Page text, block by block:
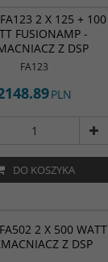
FA123 2 X 125 + 100
FUSIONAMP -
Z DSP
FA123
PLN
DO KOSZYKA
2 X 500 WATT
Z DSP